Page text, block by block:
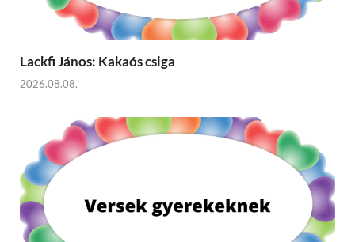
Lackfi János: Kakaós csiga
2026.08.08.